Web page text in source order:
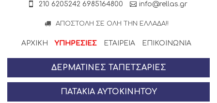
210 6205242 6985164800 info@rellas.gr
ΑΠΟΣΤΟΛΉ ΣΕ ΌΛΗ ΤΗΝ ΕΛΛΆΔΑ!!
ΑΡΧΙΚΗ ΥΠΗΡΕΣΙΕΣ ΕΤΑΙΡΕΊΑ ΕΠΙΚΟΙΝΩΝΊΑ
ΔΕΡΜΆΤΙΝΕΣ ΤΑΠΕΤΣΑΡΊΕΣ
ΠΑΤΆΚΙΑ ΑΥΤΟΚΙΝΉΤΟΥ